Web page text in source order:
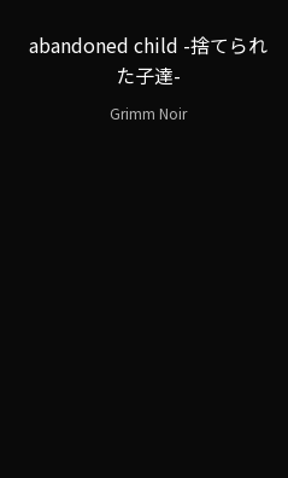
abandoned child -捨てられ
た子達-
Grimm Noir